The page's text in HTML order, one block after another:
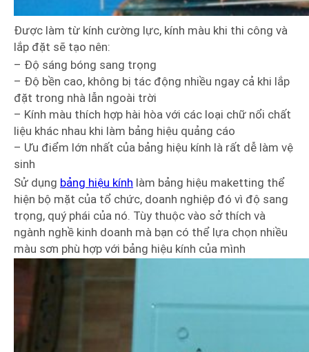
Được làm từ kính cường lực, kính màu khi thi công và
lắp đặt sẽ tạo nên:
– Độ sáng bóng sang trọng
– Độ bền cao, không bị tác động nhiều ngay cả khi lắp
đặt trong nhà lẫn ngoài trời
– Kính màu thích hợp hài hòa với các loại chữ nổi chất
liệu khác nhau khi làm bảng hiệu quảng cáo
– Ưu điểm lớn nhất của bảng hiệu kính là rất dễ làm vệ
sinh
Sử dụng bảng hiệu kính làm bảng hiệu maketting thể
hiện bộ mặt của tổ chức, doanh nghiệp đó vì độ sang
trọng, quý phái của nó. Tùy thuộc vào sở thích và
ngành nghề kinh doanh mà bạn có thể lựa chọn nhiều
màu sơn phù hợp với bảng hiệu kính của mình